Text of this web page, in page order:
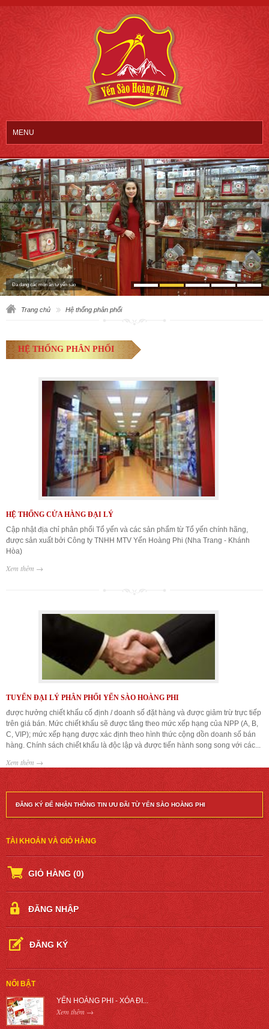
Đa dạng các món ăn từ yến sào
Trang chủ Hệ thống phân phối
HỆ THỐNG PHÂN PHỐI
HỆ THỐNG CỬA HÀNG ĐẠI LÝ
Cập nhật địa chỉ phân phối Tổ yến và các sản phẩm từ Tổ yến chính hãng,
được sản xuất bởi Công ty TNHH MTV Yến Hoàng Phi (Nha Trang - Khánh
Hòa)
Xem thêm →
TUYỂN ĐẠI LÝ PHÂN PHỐI YẾN SÀO HOÀNG PHI
được hưởng chiết khấu cố định / doanh số đặt hàng và được giảm trừ trực tiếp
trên giá bán. Mức chiết khấu sẽ được tăng theo mức xếp hạng của NPP (A, B,
C, VIP); mức xếp hạng được xác định theo hình thức cộng dồn doanh số bán
hàng. Chính sách chiết khấu là độc lập và được tiến hành song song với các...
Xem thêm →
ĐĂNG KÝ ĐỂ NHẬN THÔNG TIN ƯU ĐÃI TỪ YẾN SÀO HOÀNG PHI
TÀI KHOẢN VÀ GIỎ HÀNG
GIỎ HÀNG(0)
ĐĂNG NHẬP
ĐĂNG KÝ
NỔI BẬT
YẾN HOÀNG PHI - XÓA ĐI...
Xem thêm →